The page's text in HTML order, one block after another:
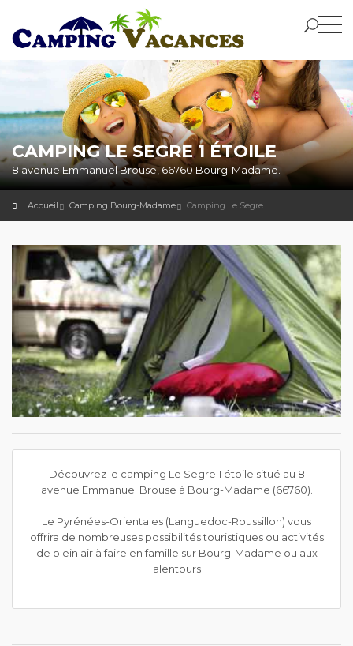
CAMPING LE SEGRE 1 ÉTOILE
8 avenue Emmanuel Brouse, 66760 Bourg-Madame.
Accueil Camping Bourg-Madame Camping Le Segre
Découvrez le camping Le Segre 1 étoile situé au 8
avenue Emmanuel Brouse à Bourg-Madame (66760).
Le Pyrénées-Orientales (Languedoc-Roussillon) vous
offrira de nombreuses possibilités touristiques ou activités
de plein air à faire en famille sur Bourg-Madame ou aux
alentours